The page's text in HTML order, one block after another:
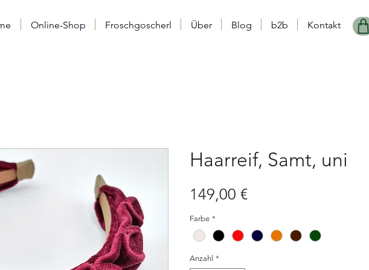
Online-Shop Froschgoscherl Über Blog b2b Kontakt
Haarreif, Samt, uni
149,00 €Preis
Farbe *
Anzahl *